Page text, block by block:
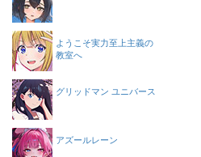
ようこそ実力至上主義の
教室へ
グリッドマン ユニバース
アズールレーン